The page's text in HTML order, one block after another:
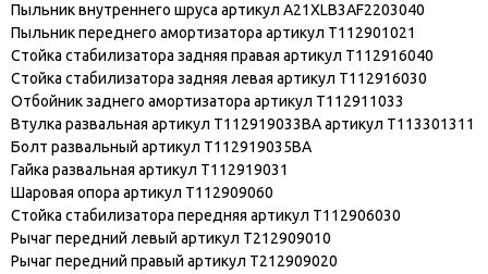
Пыльник внутреннего шруса артикул A21XLB3AF2203040
Пыльник переднего амортизатора артикул T112901021
Стойка стабилизатора задняя правая артикул T112916040
Стойка стабилизатора задняя левая артикул T112916030
Отбойник заднего амортизатора артикул T112911033
Втулка развальная артикул T112919033BA артикул T113301311
Болт развальный артикул T112919035BA
Гайка развальная артикул T112919031
Шаровая опора артикул T112909060
Стойка стабилизатора передняя артикул T112906030
Рычаг передний левый артикул T212909010
Рычаг передний правый артикул T212909020